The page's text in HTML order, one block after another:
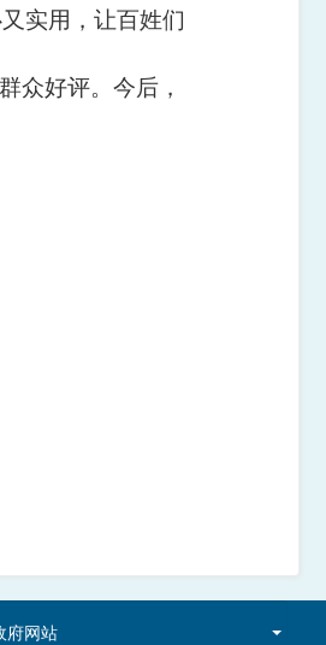
实用，让百姓们
众好评。今后，
府网站